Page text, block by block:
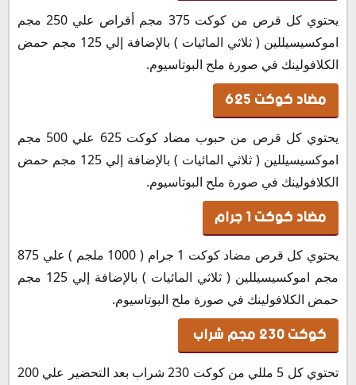
يحتوي كل قرص من كوكت 375 مجم أقراص علي 250 مجم
اموكسيسيللين ( ثلاثي المائيات ) بالإضافة إلي 125 مجم حمض
الكلافولينك في صورة ملح البوتاسيوم.
مضاد كوكت 625
يحتوي كل قرص من حبوب مضاد كوكت 625 علي 500 مجم
اموكسيسيللين ( ثلاثي المائيات ) بالإضافة إلي 125 مجم حمض
الكلافولينك في صورة ملح البوتاسيوم.
مضاد كوكت 1 جرام
يحتوي كل قرص مضاد كوكت 1 جرام ( 1000 ملجم ) علي 875
مجم اموكسيسيللين ( ثلاثي المائيات ) بالإضافة إلي 125 مجم
حمض الكلافولينك في صورة ملح البوتاسيوم.
كوكت 230 مجم شراب
تحتوي كل 5 مللي من كوكت 230 شراب بعد التحضير علي 200